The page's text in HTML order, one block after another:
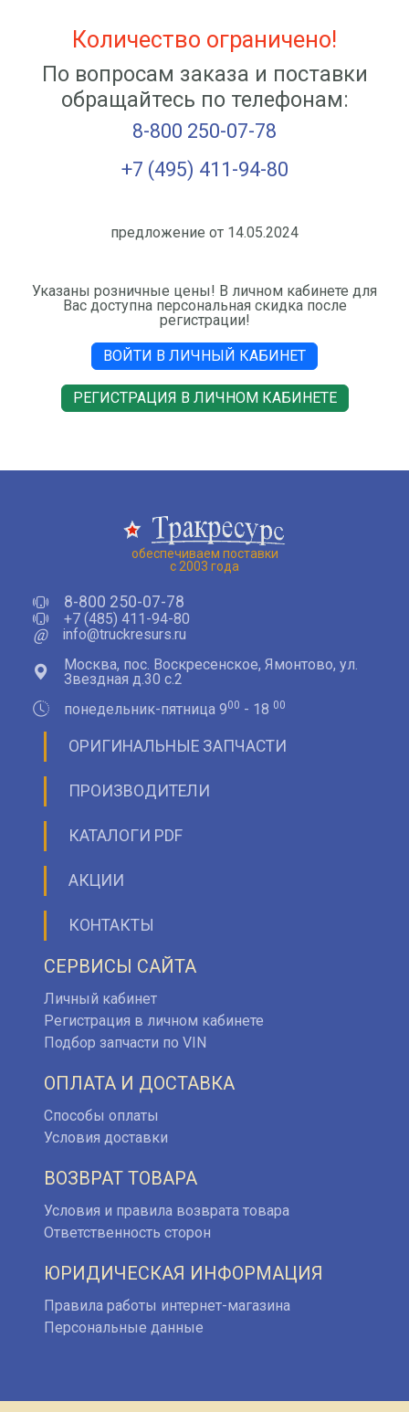
Количество ограничено!
По вопросам заказа и поставки
обращайтесь по телефонам:
8-800 250-07-78
+7 (495) 411-94-80
предложение от 14.05.2024
Указаны розничные цены! В личном кабинете для
Вас доступна персональная скидка после
регистрации!
ВОЙТИ В ЛИЧНЫЙ КАБИНЕТ
РЕГИСТРАЦИЯ В ЛИЧНОМ КАБИНЕТЕ
обеспечиваем поставки
с 2003 года
8-800 250-07-78
+7 (485) 411-94-80
@
info@truckresurs.ru
Москва, пос. Воскресенское, Ямонтово, ул.
Звездная д.30 с.2
понедельник-пятница 900 - 18 00
ОРИГИНАЛЬНЫЕ ЗАПЧАСТИ
ПРОИЗВОДИТЕЛИ
КАТАЛОГИ PDF
АКЦИИ
КОНТАКТЫ
СЕРВИСЫ САЙТА
Личный кабинет
Регистрация в личном кабинете
Подбор запчасти по VIN
ОПЛАТА И ДОСТАВКА
Способы оплаты
Условия доставки
ВОЗВРАТ ТОВАРА
Условия и правила возврата товара
Ответственность сторон
ЮРИДИЧЕСКАЯ ИНФОРМАЦИЯ
Правила работы интернет-магазина
Персональные данные